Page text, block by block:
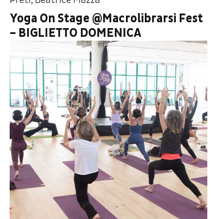
Yoga On Stage @Macrolibrarsi Fest
– BIGLIETTO DOMENICA